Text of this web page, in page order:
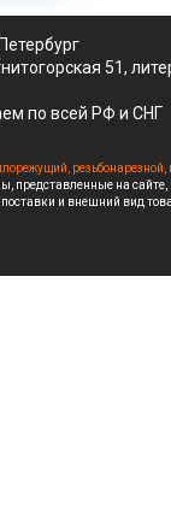
51,
по всей РФ и СНГ
представленные на
и внешний вид